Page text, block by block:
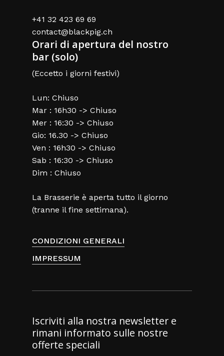
+41 32 423 69 69
contact@blackpig.ch
Orari di apertura del nostro
bar (solo)
(Eccetto i giorni festivi)
Lun: Chiuso
Mar : 16h30 -> Chiuso
Mer : 16:30 -> Chiuso
Gio: 16.30 -> Chiuso
Ven : 16h30 -> Chiuso
Sab : 16:30 -> Chiuso
Dim : Chiuso
La Brasserie è aperta tutto il giorno
(tranne il fine settimana).
CONDIZIONI GENERALI
IMPRESSUM
Iscriviti alla nostra newsletter e
rimani informato sulle nostre
offerte speciali